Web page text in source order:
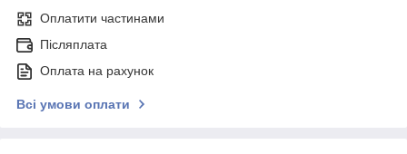
Оплатити частинами
Післяплата
Оплата на рахунок
Всі умови оплати